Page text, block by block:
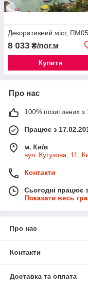
Декоративний міст, ПМ05
8 033 ₴/пог.м
Купити
Про нас
100% позитивних з
Працює з
м. Київ
вул. Кутузова, 11,
Контакти
Сьогодні працює
Показати весь
Про нас
Контакти
Доставка та оплата